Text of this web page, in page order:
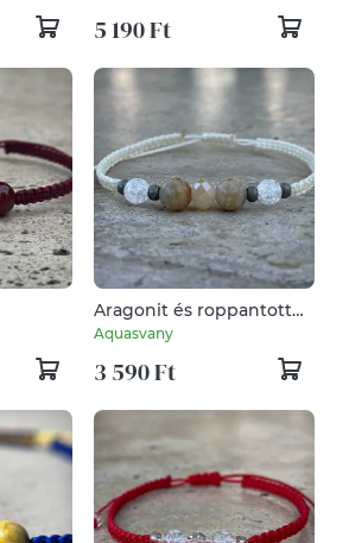
Aragonit és roppantott
hegyikristály karkötő
Aquasvany
3 590 Ft